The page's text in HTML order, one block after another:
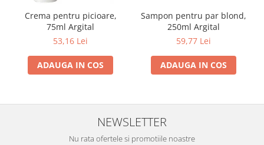
Crema pentru picioare,
75ml Argital
53,16 Lei
ADAUGA IN COS
Sampon pentru par blond,
250ml Argital
59,77 Lei
ADAUGA IN COS
NEWSLETTER
Nu rata ofertele si promotiile noastre